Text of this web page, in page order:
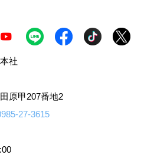
社
原甲207番地2
27-3615